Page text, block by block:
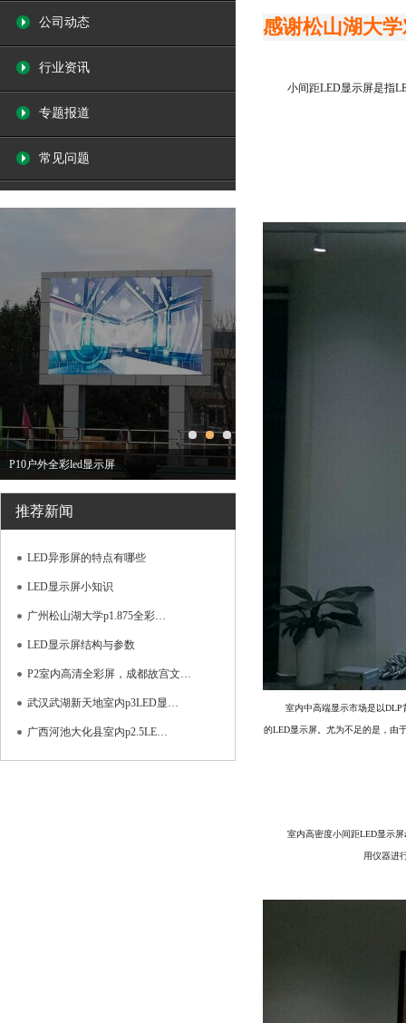
公司动态
行业资讯
专题报道
常见问题
P10户外全彩led显示屏
推荐新闻
LED异形屏的特点有哪些
LED显示屏小知识
广州松山湖大学p1.875全彩…
LED显示屏结构与参数
P2室内高清全彩屏，成都故宫文…
武汉武湖新天地室内p3LED显…
广西河池大化县室内p2.5LE…
感谢松山湖大
小间距LED显示屏是指
室内中高端显示市场是以
的LED显示屏。尤为不足的是，由
室内高密度小间距LED显示
用仪器进